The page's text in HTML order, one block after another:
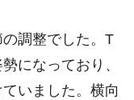
調整でした。T
になっており、
いました。横向